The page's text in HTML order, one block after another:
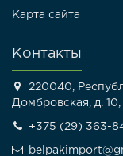
Карта сайта
Контакты
220040,
Домбровская, д.
+375 (29) 363-